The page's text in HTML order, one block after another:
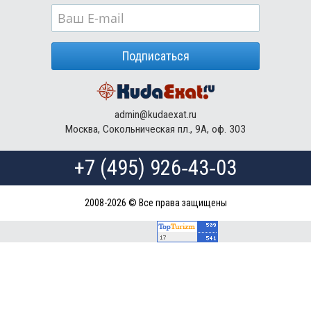
Подписаться
admin@kudaexat.ru
Москва, Сокольническая пл., 9А, оф. 303
+7 (495) 926‑43‑03
2008-2026 © Все права защищены